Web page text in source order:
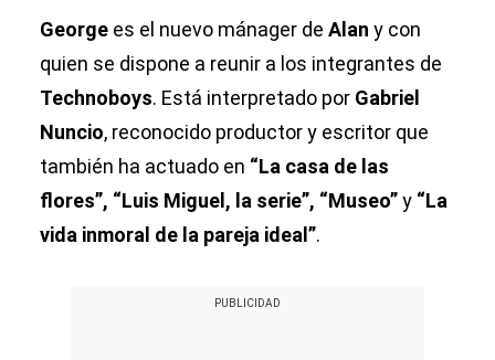
George es el nuevo mánager de Alan y con
quien se dispone a reunir a los integrantes de
Technoboys. Está interpretado por Gabriel
Nuncio, reconocido productor y escritor que
también ha actuado en “La casa de las
flores”, “Luis Miguel, la serie”, “Museo”y “La
vida inmoral de la pareja ideal”.